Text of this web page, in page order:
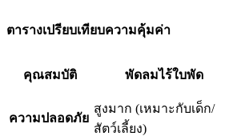
ตารางเปรียบเทียบความคุ้มค่า
คุณสมบัติ พัดลมไร้ใบพัด
ความปลอดภัย
สูงมาก (เหมาะกับเด็ก/
สัตว์เลี้ยง)